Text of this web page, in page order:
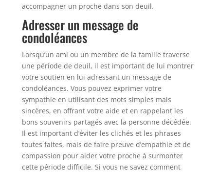
accompagner un proche dans son deuil.
Adresser un message de
condoléances
Lorsqu’un ami ou un membre de la famille traverse
une période de deuil, il est important de lui montrer
votre soutien en lui adressant un message de
condoléances. Vous pouvez exprimer votre
sympathie en utilisant des mots simples mais
sincères, en offrant votre aide et en rappelant les
bons souvenirs partagés avec la personne décédée.
Il est important d’éviter les clichés et les phrases
toutes faites, mais de faire preuve d’empathie et de
compassion pour aider votre proche à surmonter
cette période difficile. Si vous ne savez comment